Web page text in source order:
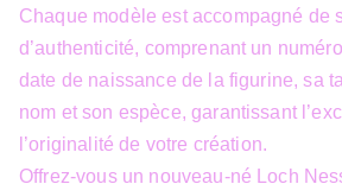
Chaque modèle est accompagné de
d’authenticité, comprenant un
date de naissance de la figurine, sa
nom et son espèce, garantissant
l’originalité de votre création.
Offrez-vous un nouveau-né Loch